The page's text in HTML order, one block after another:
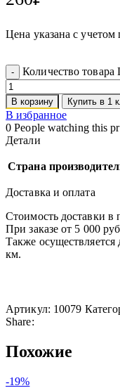
Цена указана с учетом
Количество
В корзину Купить в 1
В избранное
0 People watching this
Детали
Страна
Доставка и оплата
Стоимость доставки в
При заказе от 5 000
Также
км.
Артикул: 10079
Share:
Похожие
-19%